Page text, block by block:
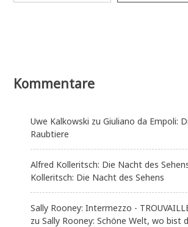
Kommentare
Uwe Kalkowski zuGiuliano da Empoli:
Raubtiere
Alfred Kolleritsch: Die Nacht des
Kolleritsch: Die Nacht des Sehens
Sally Rooney: Intermezzo -
zuSally Rooney: Schöne Welt, wo bist